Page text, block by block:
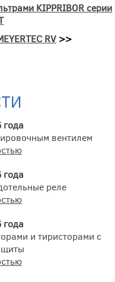
KIPPRIBOR серии
RV>>
вентилем
реле
и тиристорами с